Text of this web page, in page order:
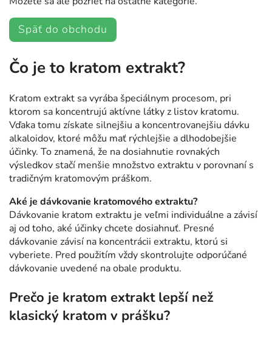
Späť do obchodu
Čo je to kratom extrakt?
Kratom extrakt sa vyrába špeciálnym procesom, pri
ktorom sa koncentrujú aktívne látky z listov kratomu.
Vďaka tomu získate silnejšiu a koncentrovanejšiu dávku
alkaloidov, ktoré môžu mať rýchlejšie a dlhodobejšie
účinky. To znamená, že na dosiahnutie rovnakých
výsledkov stačí menšie množstvo extraktu v porovnaní s
tradičným kratomovým práškom.
Aké je dávkovanie kratomového extraktu?
Dávkovanie kratom extraktu je veľmi individuálne a závisí
aj od toho, aké účinky chcete dosiahnuť. Presné
dávkovanie závisí na koncentrácii extraktu, ktorú si
vyberiete. Pred použitím vždy skontrolujte odporúčané
dávkovanie uvedené na obale produktu.
Prečo je kratom extrakt lepší než
klasický kratom v prášku?